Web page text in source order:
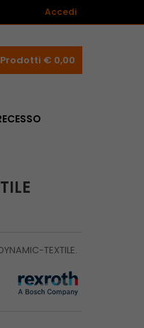
Accedi
Prodotti € 0,00
TEXTILE.